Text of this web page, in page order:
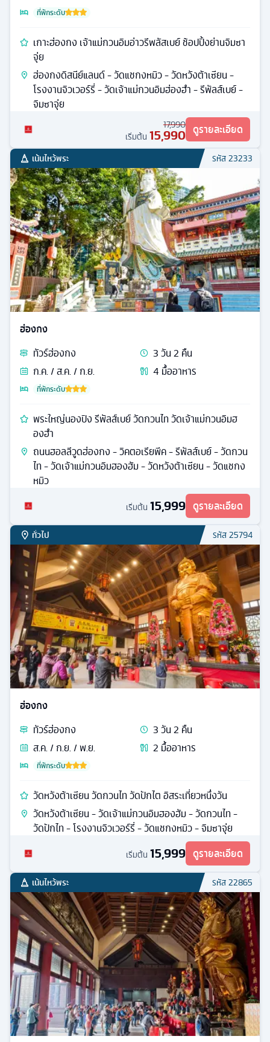
ที่พักระดับ
เกาะฮ่องกง เจ้าแม่กวนอิมอ่าวรีพลัสเบย์ ช้อปปิ้งย่านจิมซา
จุ่ย
ฮ่องกงดิสนีย์แลนด์ - วัดแชกงหมิว - วัดหวังต้าเซียน -
โรงงานจิวเวอร์รี่ - วัดเจ้าแม่กวนอิมฮ่องฮำ - รีพัลส์เบย์ -
จิมซาจุ่ย
17,990
เริ่มต้น 15,990 ดูรายละเอียด
เน้นไหว้พระ รหัส23233
ฮ่องกง
ทัวร์ฮ่องกง 3วัน2 คืน
ก.ค. / ส.ค. / ก.ย.
4 มื้ออาหาร
ที่พักระดับ
พระใหญ่นองปิง รีพัลส์เบย์ วัดกวนไท วัดเจ้าแม่กวนอิมฮ
องฮำ
ถนนฮอลลีวูดฮ่องกง - วิคตอเรียพีค - รีพัลส์เบย์ - วัดกวน
ไท - วัดเจ้าแม่กวนอิมฮองฮัม - วัดหวังต้าเซียน - วัดแชกง
หมิว
เริ่มต้น 15,999 ดูรายละเอียด
ทั่วไป รหัส25794
ฮ่องกง
ทัวร์ฮ่องกง 3วัน2 คืน
ส.ค. / ก.ย. / พ.ย.
2 มื้ออาหาร
ที่พักระดับ
วัดหวังต้าเซียน วัดกวนไท วัดปักไต อิสระเที่ยวหนึ่งวัน
วัดหวังต้าเซียน - วัดเจ้าแม่กวนอิมฮองฮัม - วัดกวนไท -
วัดปักไท - โรงงานจิวเวอร์รี่ - วัดแชกงหมิว - จิมซาจุ่ย
เริ่มต้น 15,999 ดูรายละเอียด
เน้นไหว้พระ รหัส22865